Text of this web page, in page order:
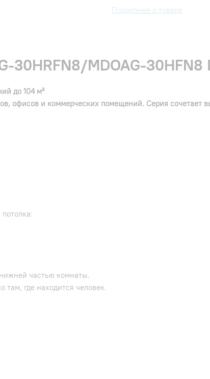
Подробнее о товаре
30HRFN8/MDOAG-30HFN8
до 104 м²
офисов и коммерческих помещений. Серия сочетает
частью комнаты.
там, где находится человек.